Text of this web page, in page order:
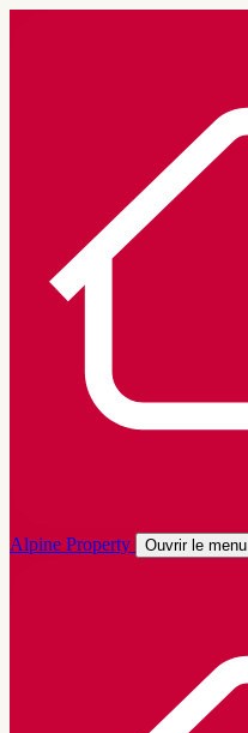
Alpine Property Ouvrir le menu